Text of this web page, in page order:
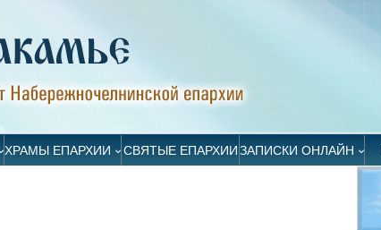
ХРАМЫ ЕПАРХИИ СВЯТЫЕ ЕПАРХИИЗАПИСКИ ОНЛАЙН